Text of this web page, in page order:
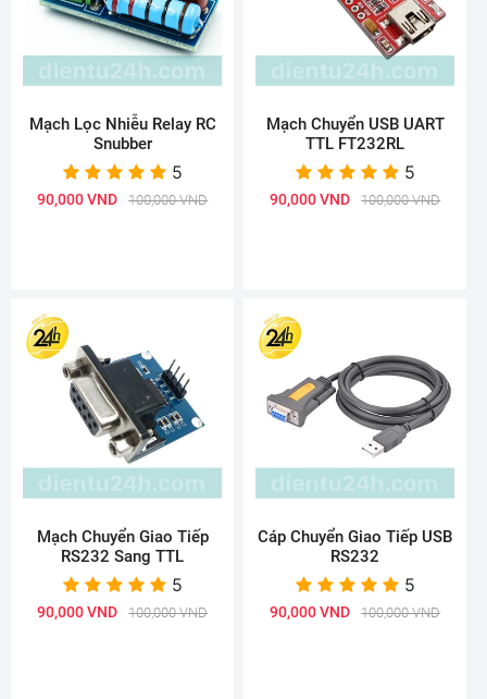
Mạch Lọc Nhiễu Relay RC
Snubber
5
90,000 VND 100,000 VND
Mạch Chuyển USB UART
TTL FT232RL
5
90,000 VND 100,000 VND
Mạch Chuyển Giao Tiếp
RS232 Sang TTL
5
90,000 VND 100,000 VND
Cáp Chuyển Giao Tiếp USB
RS232
5
90,000 VND 100,000 VND